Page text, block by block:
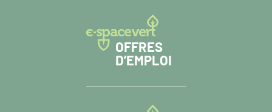
OFFRES
D’EMPLOI